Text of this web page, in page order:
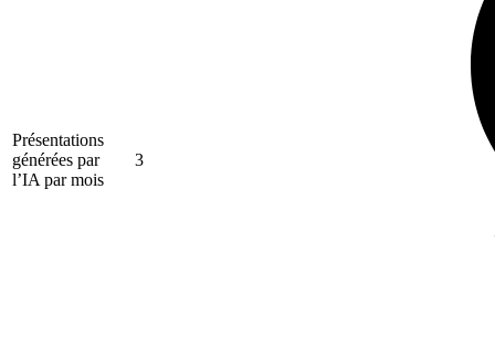
Présentations
générées par
l’IA par mois
3